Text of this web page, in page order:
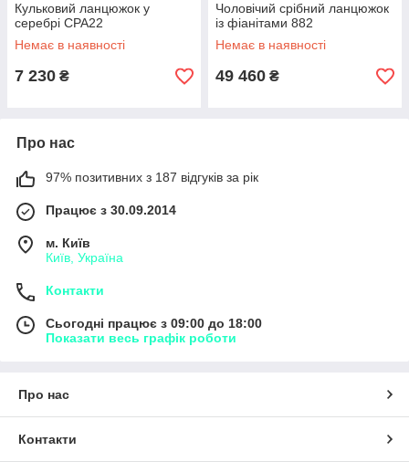
Кульковий ланцюжок у
серебрі СРА22
Немає в наявності
7 230 ₴
Чоловічий срібний ланцюжок
із фіанітами 882
Немає в наявності
49 460 ₴
Про нас
97% позитивних з 187 відгуків за рік
Працює з 30.09.2014
м. Київ
Київ, Україна
Контакти
Сьогодні працює з 09:00 до 18:00
Показати весь графік роботи
Про нас
Контакти